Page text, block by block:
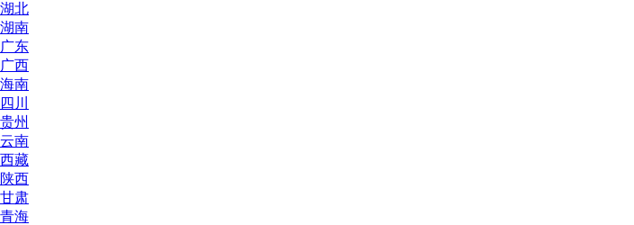
湖北
湖南
广东
广西
海南
四川
贵州
云南
西藏
陕西
甘肃
青海